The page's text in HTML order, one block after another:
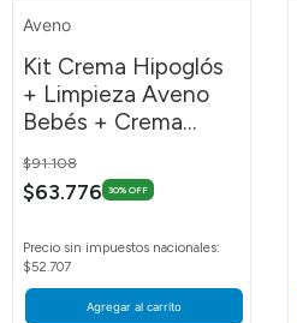
Aveno
Kit Crema Hipoglós
+ Limpieza Aveno
Bebés + Crema
Bushi
Price reduced from
$91.108
$63.776 30% OFF
Precio sin impuestos nacionales:
$52.707
Agregar al carrito